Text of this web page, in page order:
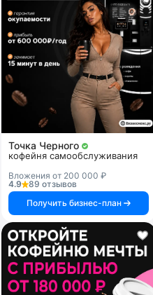
Точка Черного
кофейня самообслуживания
Вложения от 200 000 ₽
4.9
89 отзывов
Получить бизнес-план